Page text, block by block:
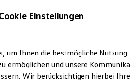
Rakel GmbH
Cookie Einstellungen
um Ihnen die bestmögliche Nutzung
ermöglichen und unsere
Wir berücksichtigen hierbei Ihre